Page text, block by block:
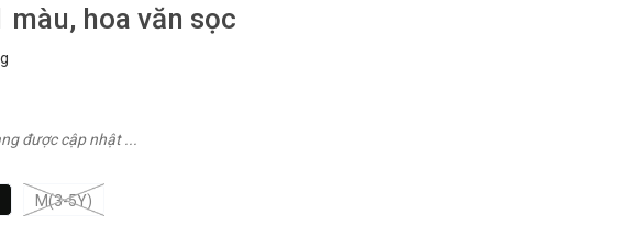
màu, hoa văn sọc
được cập nhật ...
M(3-5Y)